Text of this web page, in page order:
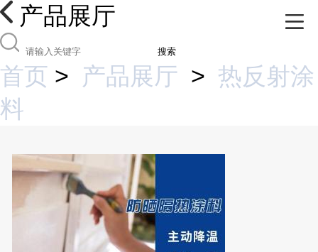
产品展厅
搜索
首页 > 产品展厅 > 热反射涂
料